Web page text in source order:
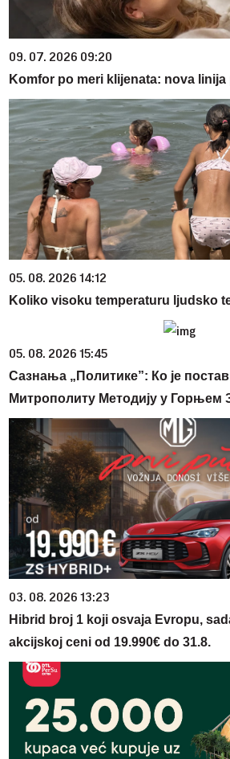
09. 07. 2026 09:20
Komfor po meri klijenata: nova linija
05. 08. 2026 14:12
Koliko visoku temperaturu ljudsko
05. 08. 2026 15:45
Сазнања „Политике”: Ко је
Митрополиту Методију у Горњем
03. 08. 2026 13:23
Hibrid broj 1 koji osvaja Evropu,
akcijskoj ceni od 19.990€ do 31.8.